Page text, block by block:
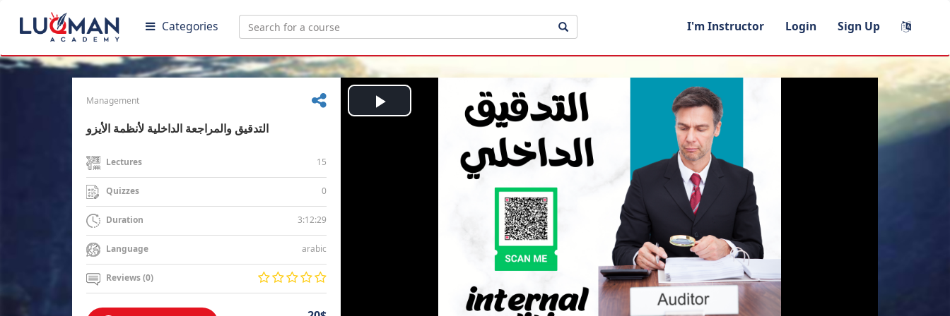
Categories I'm Instructor Login Sign Up
Management
التدقيق والمراجعة الداخلية لأنظمة الأيزو
Lectures 15
Quizzes 0
Duration 3:12:29
Language arabic
Reviews (0)
Play